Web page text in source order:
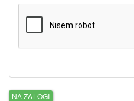
NA ZALOGI